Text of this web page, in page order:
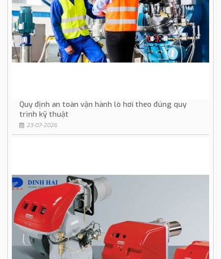
Quy định an toàn vận hành lò hơi theo đúng quy
trình kỹ thuật
23-07-2026